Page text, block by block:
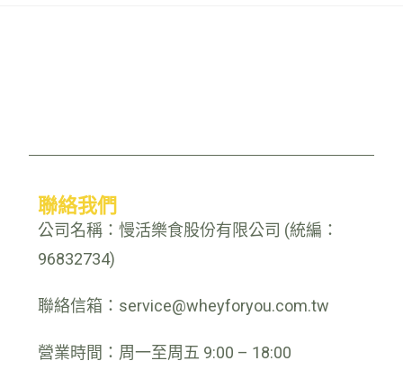
聯絡我們
公司名稱：慢活樂食股份有限公司 (統編：
96832734)
聯絡信箱：service@wheyforyou.com.tw
營業時間：周一至周五 9:00 – 18:00